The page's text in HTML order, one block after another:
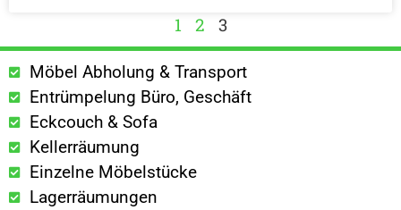
1 2 3
Möbel Abholung & Transport
Entrümpelung Büro, Geschäft
Eckcouch & Sofa
Kellerräumung
Einzelne Möbelstücke
Lagerräumungen